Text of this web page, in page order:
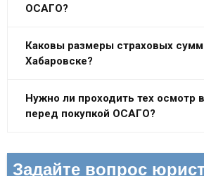
ОСАГО?
Каковы размеры страховых
Хабаровске?
Нужно ли проходить тех осмотр
перед покупкой ОСАГО?